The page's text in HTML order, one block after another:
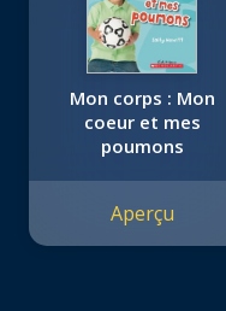
Mon corps : Mon
coeur et mes
poumons
Aperçu